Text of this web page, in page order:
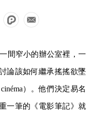
間窄小的辦公室裡，一
論該如何繼承搖搖欲墜
）。他們決定易名
一筆的《電影筆記》就